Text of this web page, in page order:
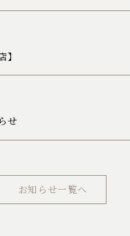
せ
お知らせ一覧へ